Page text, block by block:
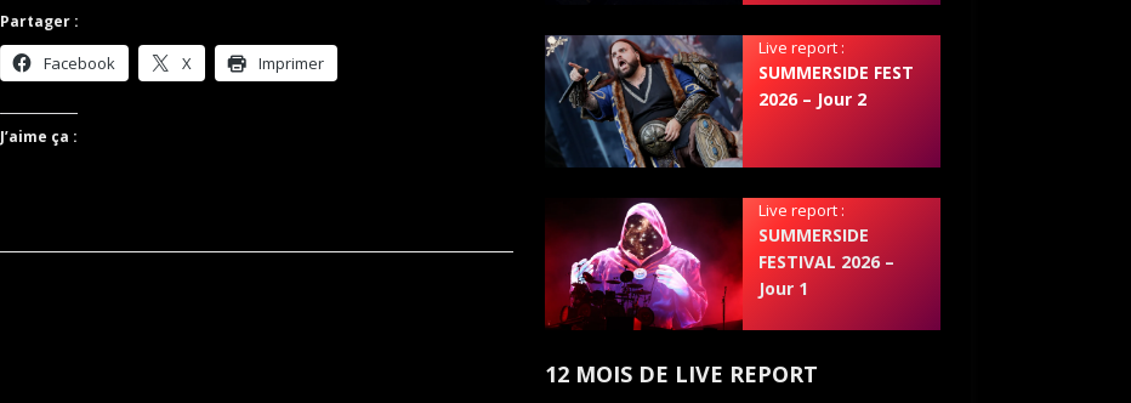
Partager :
Facebook X Imprimer
J’aime ça :
Live report :
SUMMERSIDE FEST
2026 – Jour 2
Live report :
SUMMERSIDE
FESTIVAL 2026 –
Jour 1
12 MOIS DE LIVE REPORT